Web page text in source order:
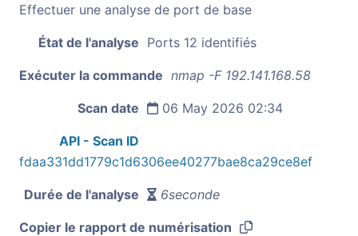
Effectuer une analyse de port de base
État de l'analyse Ports 12 identifiés
Exécuter la commande nmap -F 192.141.168.58
Scan date 06 May 2026 02:34
API - Scan ID
fdaa331dd1779c1d6306ee40277bae8ca29ce8ef
Durée de l'analyse 6seconde
Copier le rapport de numérisation